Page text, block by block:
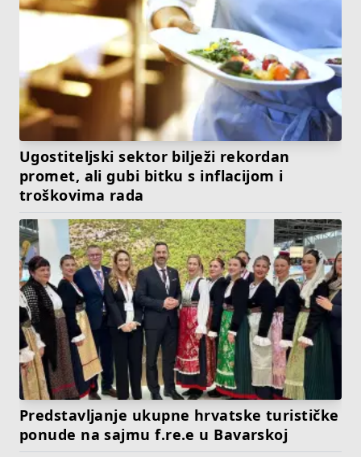
Ugostiteljski sektor bilježi rekordan
promet, ali gubi bitku s inflacijom i
troškovima rada
Predstavljanje ukupne hrvatske turističke
ponude na sajmu f.re.e u Bavarskoj